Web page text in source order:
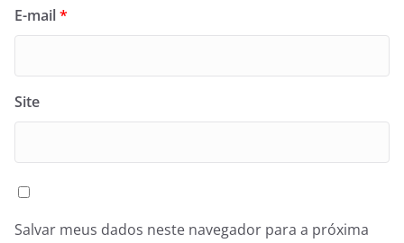
E-mail*
Site
Salvar meus dados neste navegador para a próxima